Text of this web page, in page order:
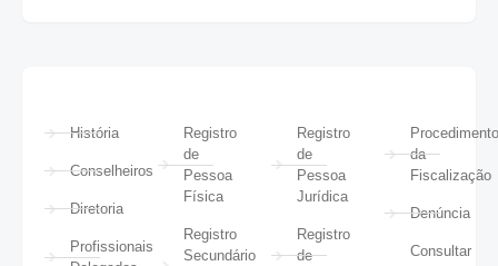
História
Conselheiros
Diretoria
Profissionais
Registro
de
Pessoa
Física
Registro
Secundário
Registro
de
Pessoa
Jurídica
Registro
de
da
Fiscalização
Denúncia
Consultar